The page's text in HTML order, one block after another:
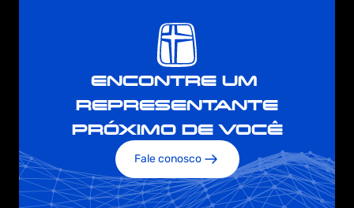
ENCONTRE UM
REPRESENTANTE
PRÓXIMO DE VOCÊ
Fale conosco